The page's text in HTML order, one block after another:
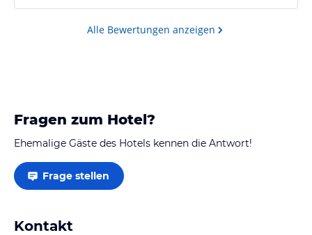
Couchtisch. In der Küche war alles vorhanden, was
das Herz begehrt: Herd, Mikrowelle, Radio/CD-Player,
Alle Bewertungen anzeigen
Fragen zum Hotel?
Ehemalige Gäste des Hotels kennen die Antwort!
Frage stellen
Kontakt